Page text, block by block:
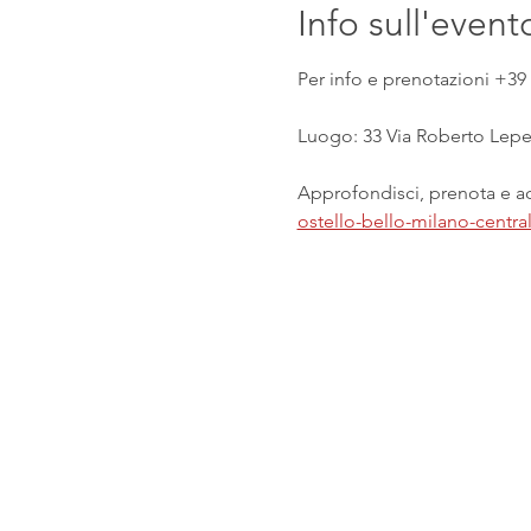
Info
Per info e prenotazioni +39
Luogo: 33 Via Roberto
Approfondisci, prenota e
ostello-bello-milano-